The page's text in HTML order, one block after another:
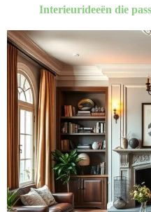
Interieurideeën die